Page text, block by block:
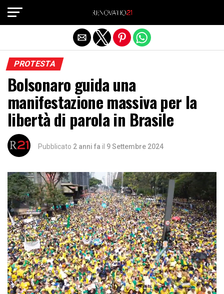
PROTESTA
Bolsonaro guida una
manifestazione massiva per la
libertà di parola in Brasile
Pubblicato 2 anni fa il 9 Settembre 2024
Exit mobile version